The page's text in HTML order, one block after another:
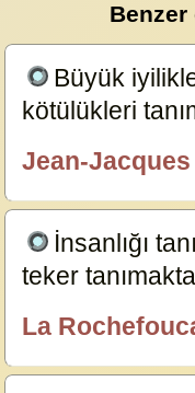
Büyük
kötülükleri
Jean-
İnsanlığı
teker
La